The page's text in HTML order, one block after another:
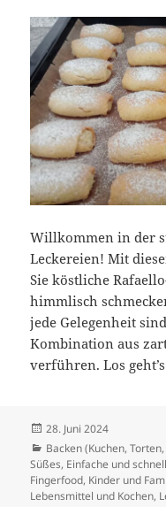
Willkommen in der
Leckereien! Mit
Sie köstliche
himmlisch
jede Gelegenheit
Kombination aus
verführen. Los
Veröffentlicht
am
28. Juni 2024
Kategorien
Backen (Kuchen,
Süßes, Einfache und
Fingerfood, Kinder und
Lebensmittel und Kochen,